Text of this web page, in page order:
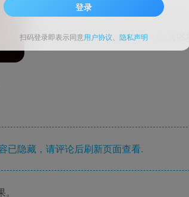
具，将其拖拽到右侧你希望显示的 小工具
已隐藏，请评论后刷新页面查看.
登录
扫码登录即表示同意用户协议 隐私声明